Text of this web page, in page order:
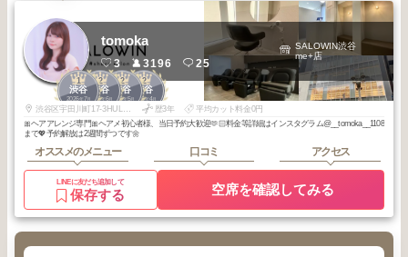
1
渋谷
2026年7月
2
渋谷
2026年6月
2
渋谷
2026年5月
2
渋谷
2026年4月
tomoka
3 3196 25
SALOWIN渋谷
me+店
渋谷区宇田川町17-3HULIC&New UDAGWA2 4F 歴3年
平均カット料金0円
🎀ヘアアレンジ専門🎀ヘアメ初心者様、当日予約大歓迎🫶🏻料金等詳細はインスタグラム@__tomoka__1108
まで💖予約解放は2週間ずつです🌼
オススメのメニュー 口コミ アクセス
LINEに友だち追加して
保存する 空席を確認してみる